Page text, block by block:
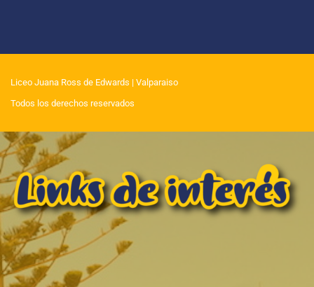
Liceo Juana Ross de Edwards | Valparaiso
Todos los derechos reservados